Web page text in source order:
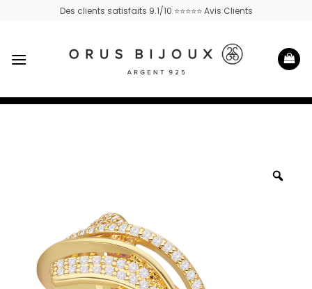
Des clients satisfaits 9.1/10 ⭐⭐⭐⭐⭐ Avis Clients